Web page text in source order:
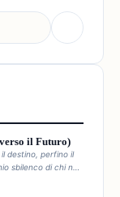
il Futuro)
destino, perfino il
sbilenco di chi non